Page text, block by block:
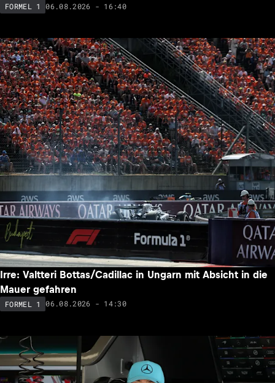
FORMEL 1 06.08.2026 - 16:40
Irre: Valtteri Bottas/Cadillac in Ungarn mit Absicht in die
Mauer gefahren
FORMEL 1 06.08.2026 - 14:30